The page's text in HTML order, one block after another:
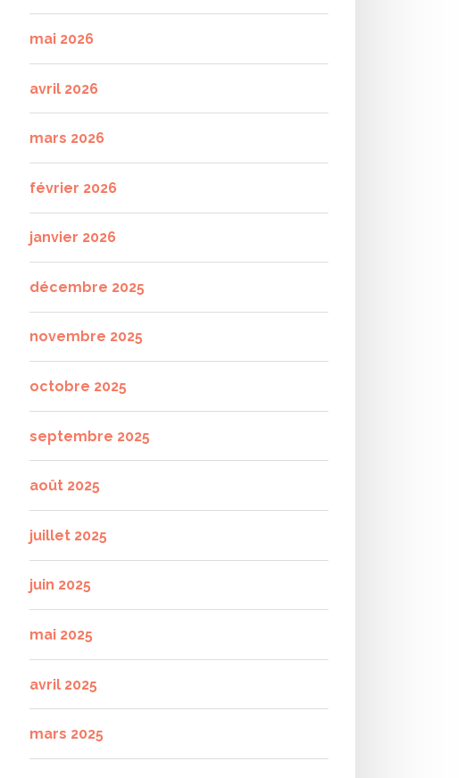
mai 2026
avril 2026
mars 2026
février 2026
janvier 2026
décembre 2025
novembre 2025
octobre 2025
septembre 2025
août 2025
juillet 2025
juin 2025
mai 2025
avril 2025
mars 2025